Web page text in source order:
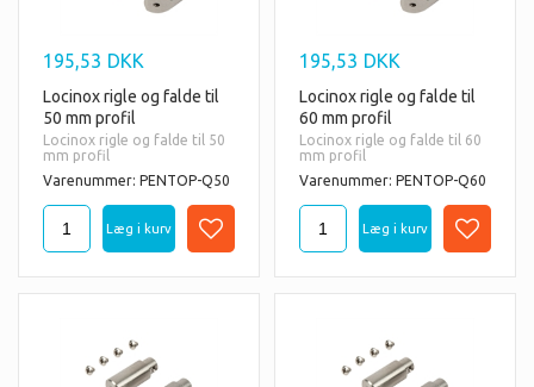
195,53 DKK
Locinox rigle og falde til
50 mm profil
Locinox rigle og falde til 50
mm profil
Varenummer: PENTOP-Q50
195,53 DKK
Locinox rigle og falde til
60 mm profil
Locinox rigle og falde til 60
mm profil
Varenummer: PENTOP-Q60